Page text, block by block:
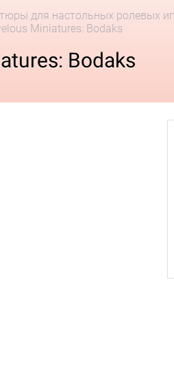
для настольных ролевых
Miniatures: Bodaks
Bodaks